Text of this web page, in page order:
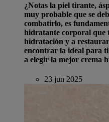
¿Notas la piel tirante,
muy probable que se
combatirlo, es
hidratante corporal que
hidratación y a
encontrar la ideal para
a elegir la mejor crema
23 jun 2025